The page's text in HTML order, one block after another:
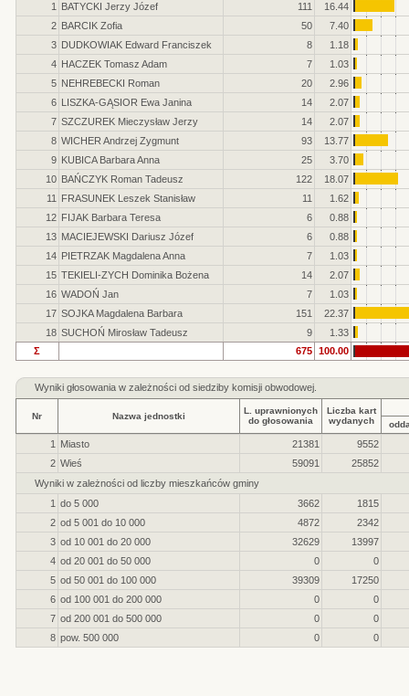
1 BATYCKI Jerzy Józef 111
16.44
2 BARCIK Zofia 50
7.40
3 DUDKOWIAK Edward Franciszek 8
1.18
4 HACZEK Tomasz Adam 7
1.03
5 NEHREBECKI Roman 20
2.96
6 LISZKA-GĄSIOR Ewa Janina 14
2.07
7 SZCZUREK Mieczysław Jerzy 14
2.07
8 WICHER Andrzej Zygmunt 93
13.77
9 KUBICA Barbara Anna 25
3.70
10 BAŃCZYK Roman Tadeusz 122
18.07
11
FRASUNEK Leszek Stanisław 11
1.62
12 FIJAK Barbara Teresa 6
0.88
13 MACIEJEWSKI Dariusz Józef 6
0.88
14 PIETRZAK Magdalena Anna 7
1.03
15 TEKIELI-ZYCH Dominika Bożena 14
2.07
16 WADOŃ Jan 7
1.03
17 SOJKA Magdalena Barbara 151
22.37
18 SUCHOŃ Mirosław Tadeusz 9
1.33
Σ
675 100.00
Wyniki głosowania w zależności od siedziby komisji obwodowej.
Nr Nazwa jednostki
L. uprawnionych
do głosowania
Liczba kart
wydanych
1 Miasto 21381
9552
2 Wieś 59091
25852
Wyniki w zależności od liczby mieszkańców gminy
1 do 5 000 3662
1815
2 od 5 001 do 10 000 4872
2342
3 od 10 001 do 20 000 32629
13997
4 od 20 001 do 50 000 0
0
5 od 50 001 do 100 000 39309
17250
6 od 100 001 do 200 000 0
0
7 od 200 001 do 500 000 0
0
8 pow. 500 000 0 0